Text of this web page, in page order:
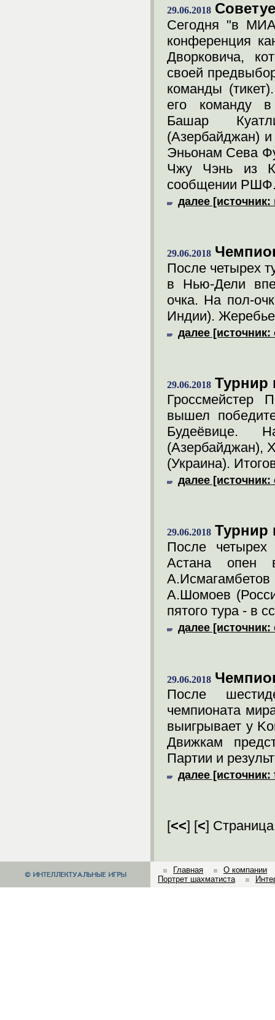
29.06.2018
Сегодня "в МИА
конференция
Дворковича,
своей
команды
его команду в
Башар
(Азербайджан)
Эньонам Сева
Чжу Чэнь из
сообщении
далее
29.06.2018
После четырех
в Нью-Дели
очка. На пол-
Индии).
далее
29.06.2018 Турнир
вышел
Будеёвице.
(Азербайджан),
(Украина).
далее
29.06.2018 Турнир
После
Астана опен
А.Шомоев
пятого тура - в
далее
29.06.2018
После
чемпионата
выигрывает у
Движкам
Партии и
далее
[<<] [<]
Главная
О компании
Портрет шахматиста